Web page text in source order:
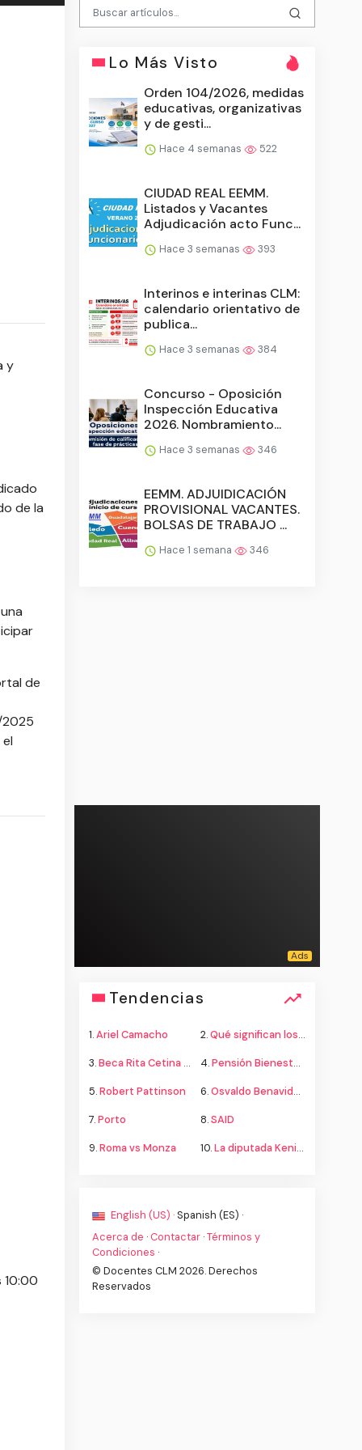
y
de la
de
2025
10:00
Lo Más Visto
Orden 104/2026, medidas
educativas, organizativas
y de gesti...
Hace 4 semanas 522
CIUDAD REAL EEMM.
Listados y Vacantes
Adjudicación acto Func...
Hace 3 semanas 393
Interinos e interinas CLM:
calendario orientativo de
publica...
Hace 3 semanas 384
Concurso - Oposición
Inspección Educativa
2026. Nombramiento...
Hace 3 semanas 346
EEMM. ADJUIDICACIÓN
PROVISIONAL VACANTES.
BOLSAS DE TRABAJO ...
Hace 1 semana 346
Tendencias
1.Ariel Camacho 2.Qué significan los colores de la bandera
3.Beca Rita Cetina secundaria 4.Pensión Bienestar adultos mayores
5.Robert Pattinson 6.Osvaldo Benavides
7.Porto 8.SAID
9.Roma vs Monza 10.La diputada Kenia López propone cambiar el nombre del país a México
English (US) · Spanish (ES) ·
Acerca de · Contactar ·Términos y
Condiciones ·
© Docentes CLM 2026. Derechos
Reservados